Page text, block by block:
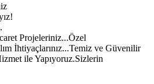
Projeleriniz...Özel
İhtiyaçlarınız...Temiz ve Güvenilir
ile Yapıyoruz.Sizlerin